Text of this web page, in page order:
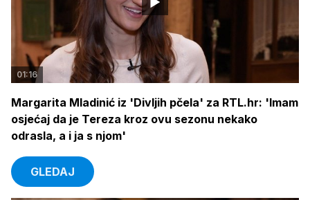
01:16
Margarita Mladinić iz 'Divljih pčela' za RTL.hr: 'Imam
osjećaj da je Tereza kroz ovu sezonu nekako
odrasla, a i ja s njom'
GLEDAJ